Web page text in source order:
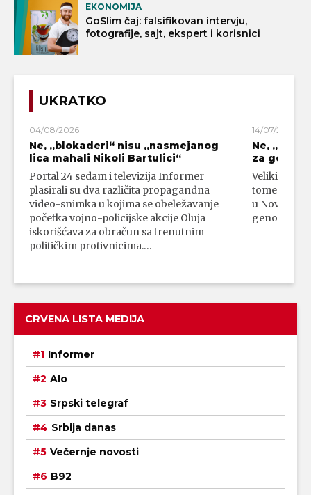
EKONOMIJA
GoSlim čaj: falsifikovan intervju,
fotografije, sajt, ekspert i korisnici
UKRATKO
04/08/2026
Ne, „blokaderi“ nisu „nasmejanog
lica mahali Nikoli Bartulici“
Portal 24 sedam i televizija Informer
plasirali su dva različita propagandna
video-snimka u kojima se obeležavanje
početka vojno-policijske akcije Oluja
iskorišćava za obračun sa trenutnim
političkim protivnicima.…
14/07/2026
Ne,
za
Veliki broj
tome da su
u Novom
genocidni
CRVENA LISTA MEDIJA
Informer
Alo
Srpski telegraf
Srbija danas
Večernje novosti
B92